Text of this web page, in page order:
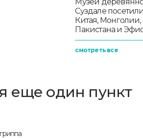
Суздале
Китая, Монголии,
Пакистана и
смотреть все
еще один пункт